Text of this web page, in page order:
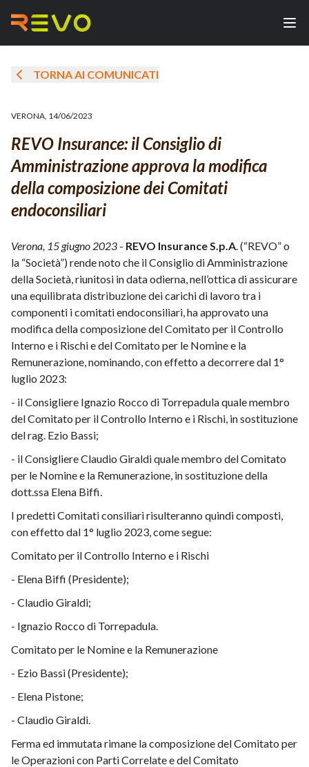
TORNA AI COMUNICATI
VERONA, 14/06/2023
REVO Insurance: il Consiglio di
Amministrazione approva la modifica
della composizione dei Comitati
endoconsiliari
Verona, 15 giugno 2023 - REVO Insurance S.p.A. (“REVO” o
la “Società”) rende noto che il Consiglio di Amministrazione
della Società, riunitosi in data odierna, nell’ottica di assicurare
una equilibrata distribuzione dei carichi di lavoro tra i
componenti i comitati endoconsiliari, ha approvato una
modifica della composizione del Comitato per il Controllo
Interno e i Rischi e del Comitato per le Nomine e la
Remunerazione, nominando, con effetto a decorrere dal 1°
luglio 2023:
- il Consigliere Ignazio Rocco di Torrepadula quale membro
del Comitato per il Controllo Interno e i Rischi, in sostituzione
del rag. Ezio Bassi;
- il Consigliere Claudio Giraldi quale membro del Comitato
per le Nomine e la Remunerazione, in sostituzione della
dott.ssa Elena Biffi.
I predetti Comitati consiliari risulteranno quindi composti,
con effetto dal 1° luglio 2023, come segue:
Comitato per il Controllo Interno e i Rischi
- Elena Biffi (Presidente);
- Claudio Giraldi;
- Ignazio Rocco di Torrepadula.
Comitato per le Nomine e la Remunerazione
- Ezio Bassi (Presidente);
- Elena Pistone;
- Claudio Giraldi.
Ferma ed immutata rimane la composizione del Comitato per
le Operazioni con Parti Correlate e del Comitato